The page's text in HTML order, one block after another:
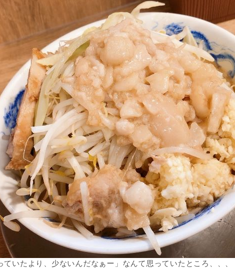
ていたより、少ないんだなぁー」なんて思っていたところ、、、